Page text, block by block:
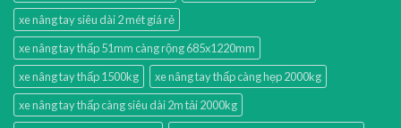
xe nâng tay siêu dài 2 mét giá rẻ
xe nâng tay thấp 51mm càng rộng 685x1220mm
xe nâng tay thấp 1500kg
xe nâng tay thấp càng hẹp 2000kg
xe nâng tay thấp càng siêu dài 2m tải 2000kg